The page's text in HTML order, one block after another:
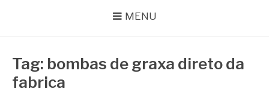
MENU
Tag: bombas de graxa direto da
fabrica